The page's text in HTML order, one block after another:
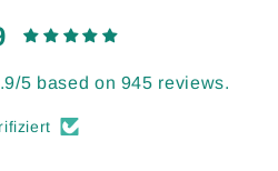
5 based on 945 reviews.